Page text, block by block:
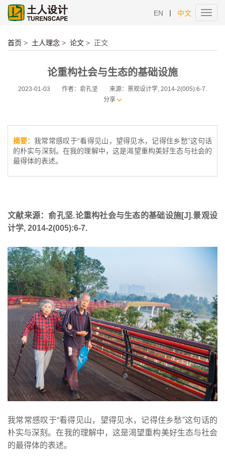
EN | 中文
首页 > 土人理念 > 论文 > 正文
论重构社会与生态的基础设施
2023-01-03 作者：俞孔坚
来源：景观设计学, 2014-2(005):6-7.
分享
摘要： 我常常感叹于“看得见山，望得见水，记得住乡愁”这句话
的朴实与深刻。在我的理解中，这是渴望重构美好生态与社会的
最得体的表述。
文献来源：俞孔坚.论重构社会与生态的基础设施[J].景观设
计学, 2014-2(005):6-7.
我常常感叹于“看得见山，望得见水，记得住乡愁”这句话的
朴实与深刻。在我的理解中，这是渴望重构美好生态与社会
的最得体的表述。